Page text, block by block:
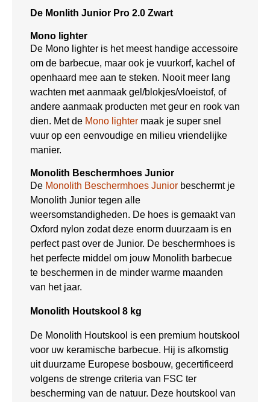
De Monlith Junior Pro 2.0 Zwart
Mono lighter
De Mono lighter is het meest handige accessoire
om de barbecue, maar ook je vuurkorf, kachel of
openhaard mee aan te steken. Nooit meer lang
wachten met aanmaak gel/blokjes/vloeistof, of
andere aanmaak producten met geur en rook van
dien. Met de Mono lighter maak je super snel
vuur op een eenvoudige en milieu vriendelijke
manier.
Monolith Beschermhoes Junior
De Monolith Beschermhoes Junior beschermt je
Monolith Junior tegen alle
weersomstandigheden. De hoes is gemaakt van
Oxford nylon zodat deze enorm duurzaam is en
perfect past over de Junior. De beschermhoes is
het perfecte middel om jouw Monolith barbecue
te beschermen in de minder warme maanden
van het jaar.
Monolith Houtskool 8 kg
De Monolith Houtskool is een premium houtskool
voor uw keramische barbecue. Hij is afkomstig
uit duurzame Europese bosbouw, gecertificeerd
volgens de strenge criteria van FSC ter
bescherming van de natuur. Deze houtskool van